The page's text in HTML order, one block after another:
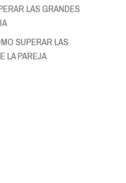
LAS GRANDES
SUPERAR LAS
LA PAREJA